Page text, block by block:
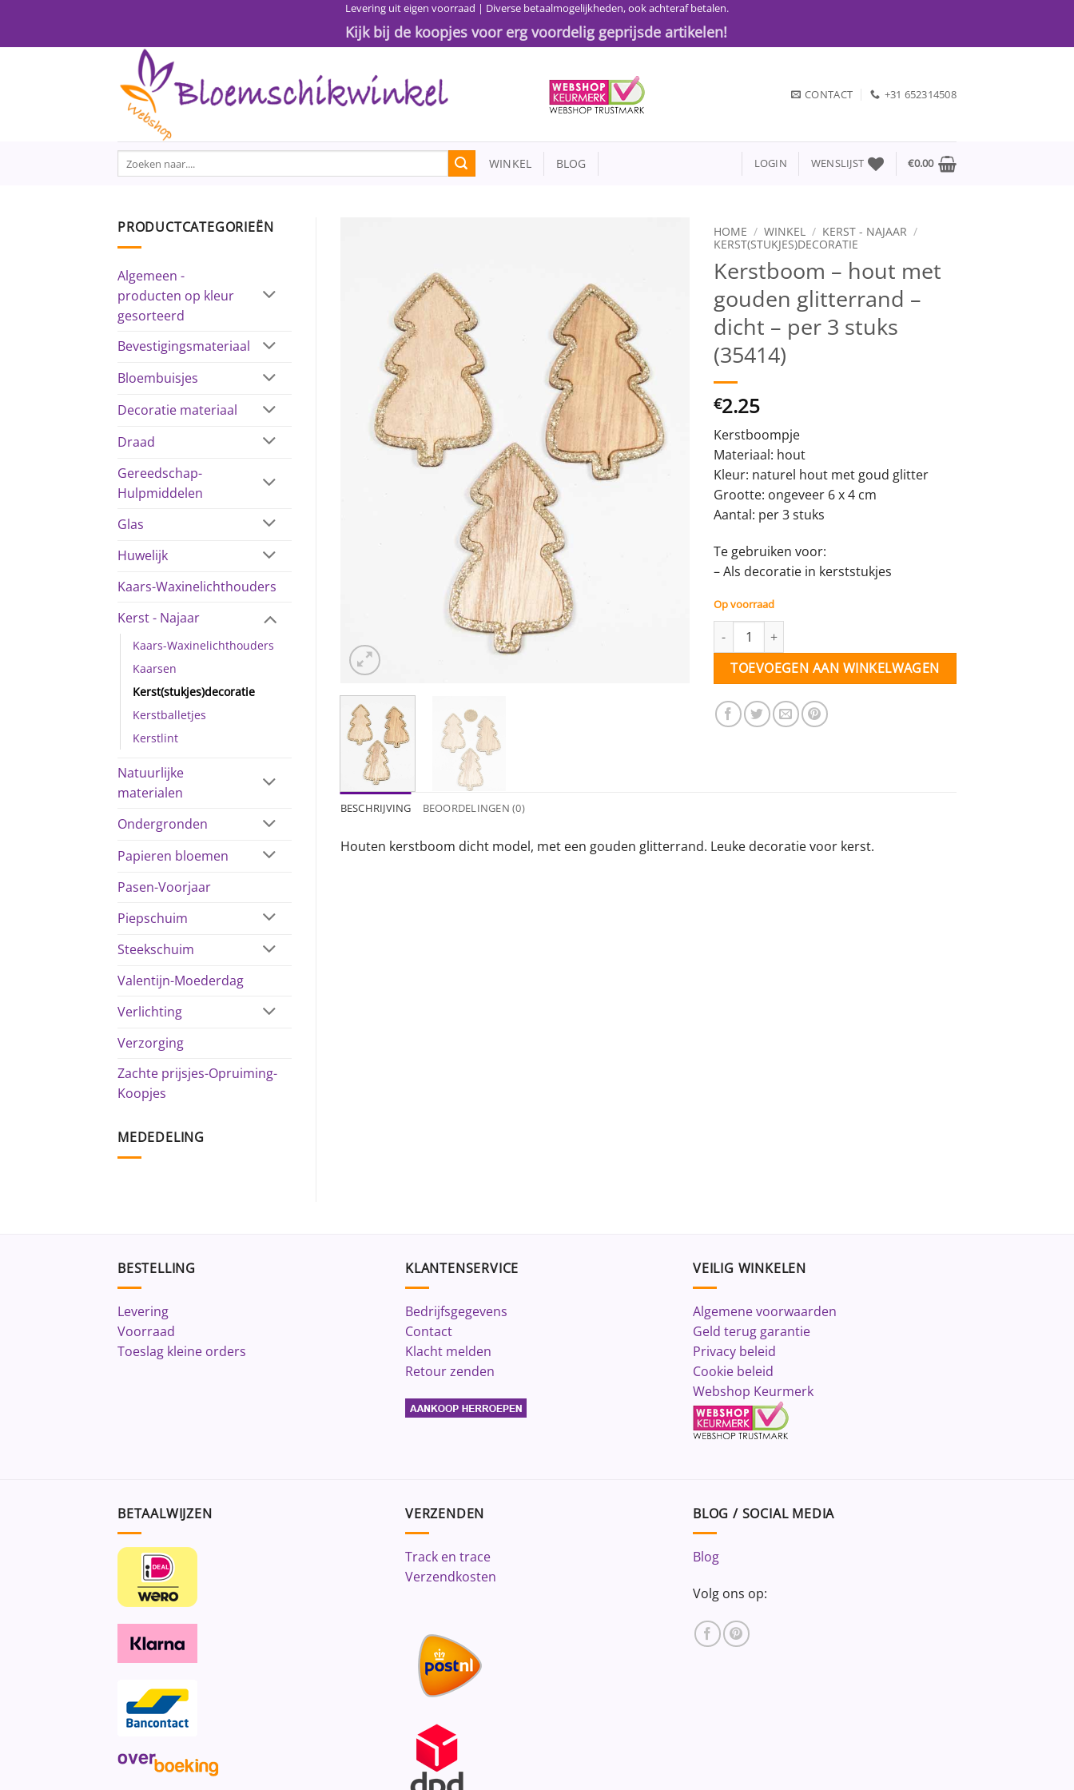
inhoud
Levering uit eigen voorraad | Diverse betaalmogelijkheden, ook achteraf betalen.
Kijk bij de koopjes voor erg voordelig geprijsde artikelen!
CONTACT +31 652314508
Zoeken
naar:
WINKEL BLOG LOGIN WENSLIJST €0.00
PRODUCTCATEGORIEËN
Algemeen -
producten op kleur
gesorteerd
Bevestigingsmateriaal
Bloembuisjes
Decoratie materiaal
Draad
Gereedschap-
Hulpmiddelen
Glas
Huwelijk
Kaars-Waxinelichthouders
Kerst - Najaar
Kaars-Waxinelichthouders
Kaarsen
Kerst(stukjes)decoratie
Kerstballetjes
Kerstlint
Natuurlijke
materialen
Ondergronden
Papieren bloemen
Pasen-Voorjaar
Piepschuim
Steekschuim
Valentijn-Moederdag
Verlichting
Verzorging
Zachte prijsjes-Opruiming-
Koopjes
MEDEDELING
HOME / WINKEL / KERST - NAJAAR /
KERST(STUKJES)DECORATIE
Kerstboom – hout met
gouden glitterrand –
dicht – per 3 stuks
(35414)
€2.25
Kerstboompje
Materiaal: hout
Kleur: naturel hout met goud glitter
Grootte: ongeveer 6 x 4 cm
Aantal: per 3 stuks
Te gebruiken voor:
– Als decoratie in kerststukjes
Op voorraad
Kerstboom - hout met gouden glitterrand - dicht - per 3 stuks
TOEVOEGEN AAN WINKELWAGEN
BESCHRIJVING BEOORDELINGEN (0)
Houten kerstboom dicht model, met een gouden glitterrand. Leuke decoratie voor kerst.
BESTELLING
Levering
Voorraad
Toeslag kleine orders
KLANTENSERVICE
Bedrijfsgegevens
Contact
Klacht melden
Retour zenden
VEILIG WINKELEN
Algemene voorwaarden
Geld terug garantie
Privacy beleid
Cookie beleid
Webshop Keurmerk
BETAALWIJZEN VERZENDEN
Track en trace
Verzendkosten
BLOG / SOCIAL MEDIA
Blog
Volg ons op: